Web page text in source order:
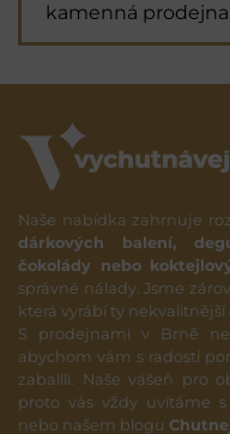
kamenná
Naše nabídka zahrnuje
dárkových balení,
čokolády nebo
správné nálady. Jsme
která vyrábí ty
S prodejnami v Brně
abychom vám s radostí
zabalili. Naše vášeň pro
proto vás vždy uvítáme
nebo našem blogu